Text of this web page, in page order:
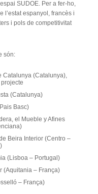
SUDOE. Per a fer-ho,
l’estat espanyol, francès i
i pols de competitivitat
són:
Catalunya (Catalunya),
(Catalunya)
Basc)
el Mueble y Afines
Beira Interior (Centro –
(Lisboa – Portugal)
(Aquitania – França)
– França)